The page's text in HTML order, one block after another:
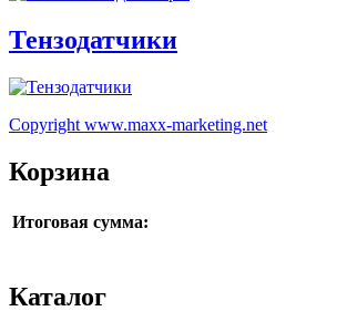
Тензодатчики
Copyright www.maxx-marketing.net
Корзина
Итоговая сумма:
Каталог